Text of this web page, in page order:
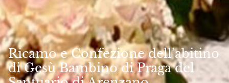
Ricamo e Confezione dell’abitino
di Gesù Bambino di Praga del